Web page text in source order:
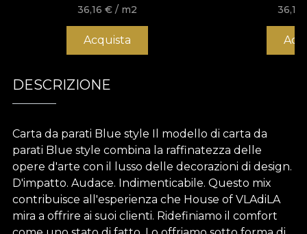
36,16 € / m2
Acquista
36,16
DESCRIZIONE
Carta da parati Blue style Il modello di carta da
parati Blue style combina la raffinatezza delle
opere d'arte con il lusso delle decorazioni di design.
D'impatto. Audace. Indimenticabile. Questo mix
contribuisce all'esperienza che House of VLAdiLA
mira a offrire ai suoi clienti. Ridefiniamo il comfort